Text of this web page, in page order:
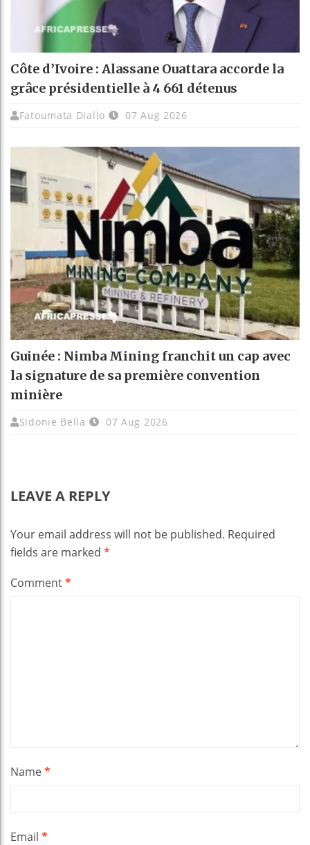
Côte d’Ivoire : Alassane Ouattara accorde la
grâce présidentielle à 4 661 détenus
Fatoumata Diallo 07 Aug 2026
Guinée : Nimba Mining franchit un cap avec
la signature de sa première convention
minière
Sidonie Bella 07 Aug 2026
LEAVE A REPLY
Your email address will not be published. Required
fields are marked *
Comment*
Name*
Email *